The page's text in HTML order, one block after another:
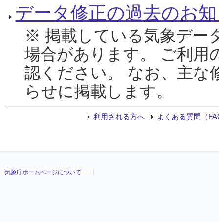
データ修正の過去のお
※ 掲載している気象デー
場合があります。 ご利用
認ください。 なお、主な
らせに掲載します。
利用される方へ よくある質問（
気象庁ホームページについて